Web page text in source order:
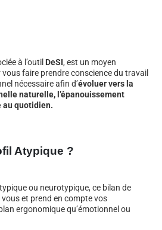
à l’outil DeSI, est un moyen
faire prendre conscience du travail
nécessaire afin d’évoluer vers la
naturelle, l’épanouissement
au quotidien.
Atypique ?
ou neurotypique, ce bilan de
et prend en compte vos
ergonomique qu’émotionnel ou